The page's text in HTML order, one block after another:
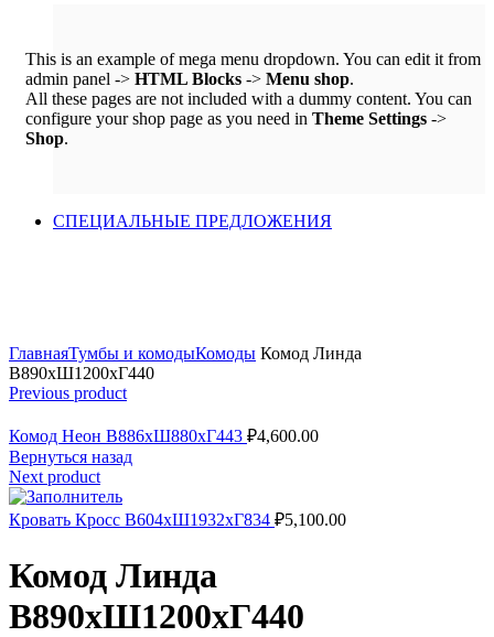
This is an example of mega menu dropdown. You can edit it from
admin panel -> HTML Blocks -> Menu shop.
All these pages are not included with a dummy content. You can
configure your shop page as you need in Theme Settings ->
Shop.
СПЕЦИАЛЬНЫЕ ПРЕДЛОЖЕНИЯ
ГлавнаяТумбы и комодыКомоды Комод Линда
В890хШ1200хГ440
Previous product
Комод Неон В886хШ880хГ443 ₽4,600.00
Вернуться назад
Next product
Кровать Кросс В604хШ1932хГ834 ₽5,100.00
Комод Линда
В890хШ1200хГ440